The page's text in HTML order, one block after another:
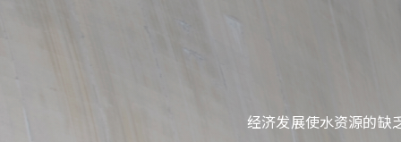
经济发展使水资源的缺